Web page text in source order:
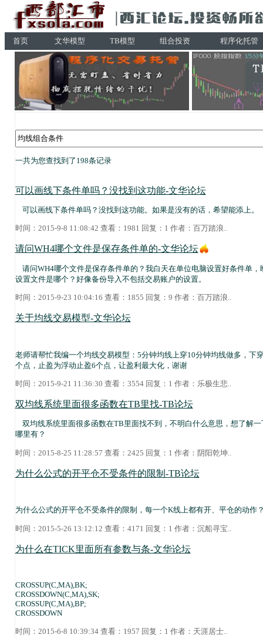
首页 文华模型 TB模型 组合投资 程序化托管
一共为您查找到了198条记录
可以画线下条件单吗？没找到这功能-文华论坛
可以画线下条件单吗？没找到这功能。如果是没有的话，希望能添上。
时间：2015-9-8 11:08:42 查看：1981 回复：1 作者： 百万踏浪..
请问WH4哪个文件是保存条件单的-文华论坛
请问WH4哪个文件是保存条件单的？我白天在单位电脑设置好条件单
设置文件是哪个？好像备份导入不包括交易账户的设置。
时间：2015-9-23 10:04:16 查看：1855 回复：9 作者： 百万踏浪
关于均线交易模型-文华论坛
老师请帮忙我编一个均线交易模型：5分钟均线上穿10分钟均线做多，下
个点，止盈为浮动止盈6个点，让盈利最大化，谢谢
时间：2015-9-21 11:36:30 查看：3554 回复：1 作者： 乐极生悲
双均线系统里面很多函数在TB里找-TB论坛
双均线系统里面很多函数在TB里面找不到，不明白什么意思，想了解
哪里有？
时间：2015-8-25 11:28:57 查看：2425 回复：1 作者： 阴阳乾坤
为什么公式的开平仓不受条件的限制-TB论坛
为什么公式的开平仓不受条件的限制，每一个K线上都有开、平仓的动作
时间：2015-5-26 13:12:12 查看：4171 回复：1 作者： 沉船寻宝
为什么在TICK里面所有参数与条-文华论坛
CROSSUP(C,MA),BK;
CROSSDOWN(C,MA),SK;
CROSSUP(C,MA),BP;
CROSSDOWN
时间：2015-6-8 10:39:34 查看：1957 回复：1 作者： 天涯居士..